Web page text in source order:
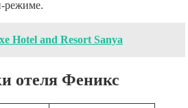
режиме.
Hotel and Resort Sanya
отеля Феникс